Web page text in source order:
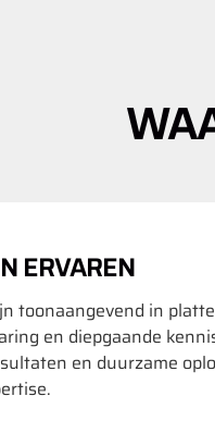
ERVAREN
toonaangevend in
en diepgaande
en duurzame